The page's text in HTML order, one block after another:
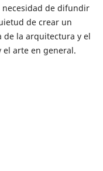
necesidad de difundir
de crear un
de la arquitectura y el
arte en general.